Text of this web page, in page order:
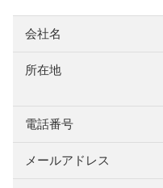
会社名
所在地
電話番号
メールアドレス